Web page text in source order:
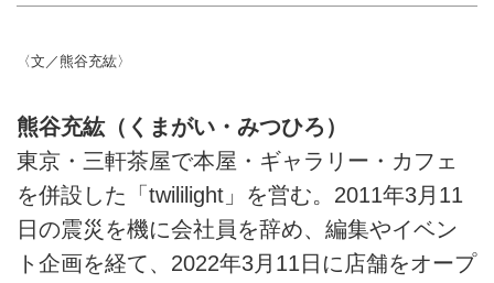
〈文／熊谷充紘〉
熊谷充紘（くまがい・みつひろ）
東京・三軒茶屋で本屋・ギャラリー・カフェ
を併設した「twililight」を営む。2011年3月11
日の震災を機に会社員を辞め、編集やイベン
ト企画を経て、2022年3月11日に店舗をオープ